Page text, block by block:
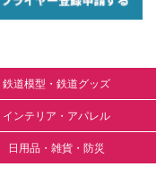
鉄道模型・鉄道グッズ
インテリア・アパレル
日用品・雑貨・防災